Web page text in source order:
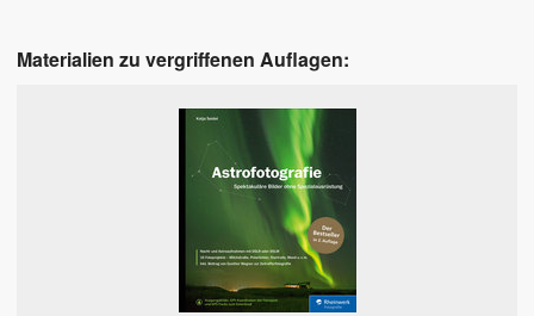
Materialien zu vergriffenen Auflagen: